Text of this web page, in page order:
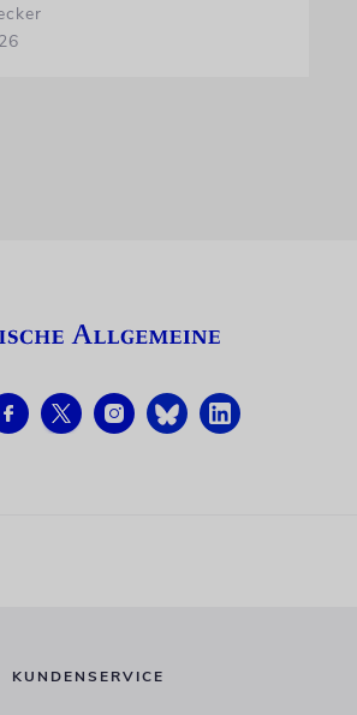
KUNDENSERVICE